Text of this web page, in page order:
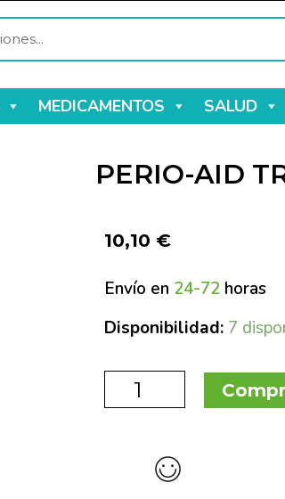
MEDICAMENTOS SALUD
PERIO-AID
10,10 €
Envío en 24-72 horas
Disponibilidad: 7